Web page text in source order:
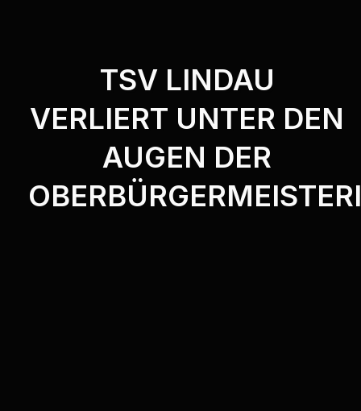
TSV LINDAU
VERLIERT UNTER DEN
AUGEN DER